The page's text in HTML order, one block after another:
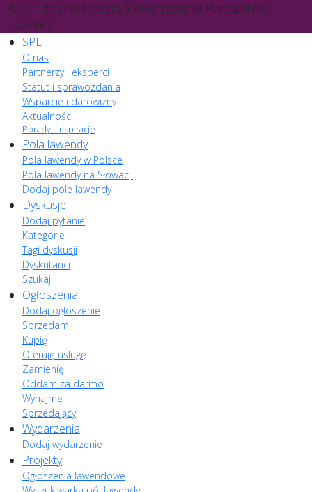
© All rights reserved to Stowarzyszenie Plantatorów
Lawendy
SPL
O nas
Partnerzy i eksperci
Statut i sprawozdania
Wsparcie i darowizny
Aktualności
Porady i inspiracje
Pola lawendy
Pola lawendy w Polsce
Pola lawendy na Słowacji
Dodaj pole lawendy
Dyskusje
Dodaj pytanie
Kategorie
Tagi dyskusji
Dyskutanci
Szukaj
Ogłoszenia
Dodaj ogłoszenie
Sprzedam
Kupię
Oferuję usługę
Zamienię
Oddam za darmo
Wynajmę
Sprzedający
Wydarzenia
Dodaj wydarzenie
Projekty
Ogłoszenia lawendowe